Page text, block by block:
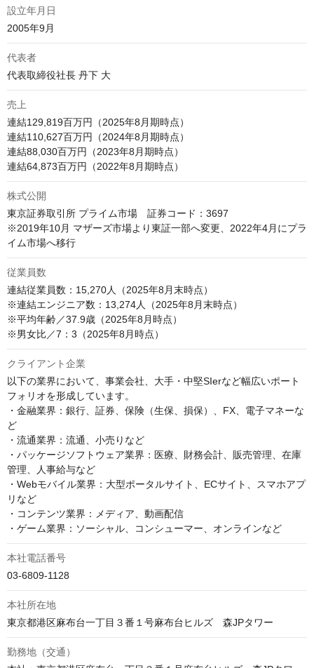
設立年月日
2005年9月
代表者
代表取締役社長 丹下 大
売上
連結129,819百万円（2025年8月期時点）
連結110,627百万円（2024年8月期時点）
連結88,030百万円（2023年8月期時点）
連結64,873百万円（2022年8月期時点）
株式公開
東京証券取引所 プライム市場　証券コード：3697
※2019年10月 マザーズ市場より東証一部へ変更、2022年4月にプラ
イム市場へ移行
従業員数
連結従業員数：15,270人（2025年8月末時点）
※連結エンジニア数：13,274人（2025年8月末時点）
※平均年齢／37.9歳（2025年8月時点）
※男女比／7：3（2025年8月時点）
クライアント企業
以下の業界において、事業会社、大手・中堅SIerなど幅広いポート
フォリオを形成しています。
・金融業界：銀行、証券、保険（生保、損保）、FX、電子マネーな
ど
・流通業界：流通、小売りなど
・パッケージソフトウェア業界：医療、財務会計、販売管理、在庫
管理、人事給与など
・Webモバイル業界：大型ポータルサイト、ECサイト、スマホアプ
リなど
・コンテンツ業界：メディア、動画配信
・ゲーム業界：ソーシャル、コンシューマー、オンラインなど
本社電話番号
03-6809-1128
本社所在地
勤務地（交通）